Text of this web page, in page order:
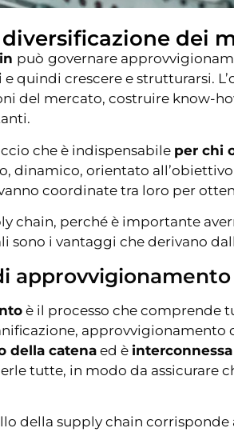
dei
può governare
e quindi crescere e strutturarsi.
del mercato, costruire know-
che è indispensabile per chi
dinamico, orientato
coordinate tra loro per
chain, perché è importante
sono i vantaggi che derivano
approvvigionamento
è il processo che comprende
della catenaed è
tutte, in modo da assicurare
della supply chain corrisponde